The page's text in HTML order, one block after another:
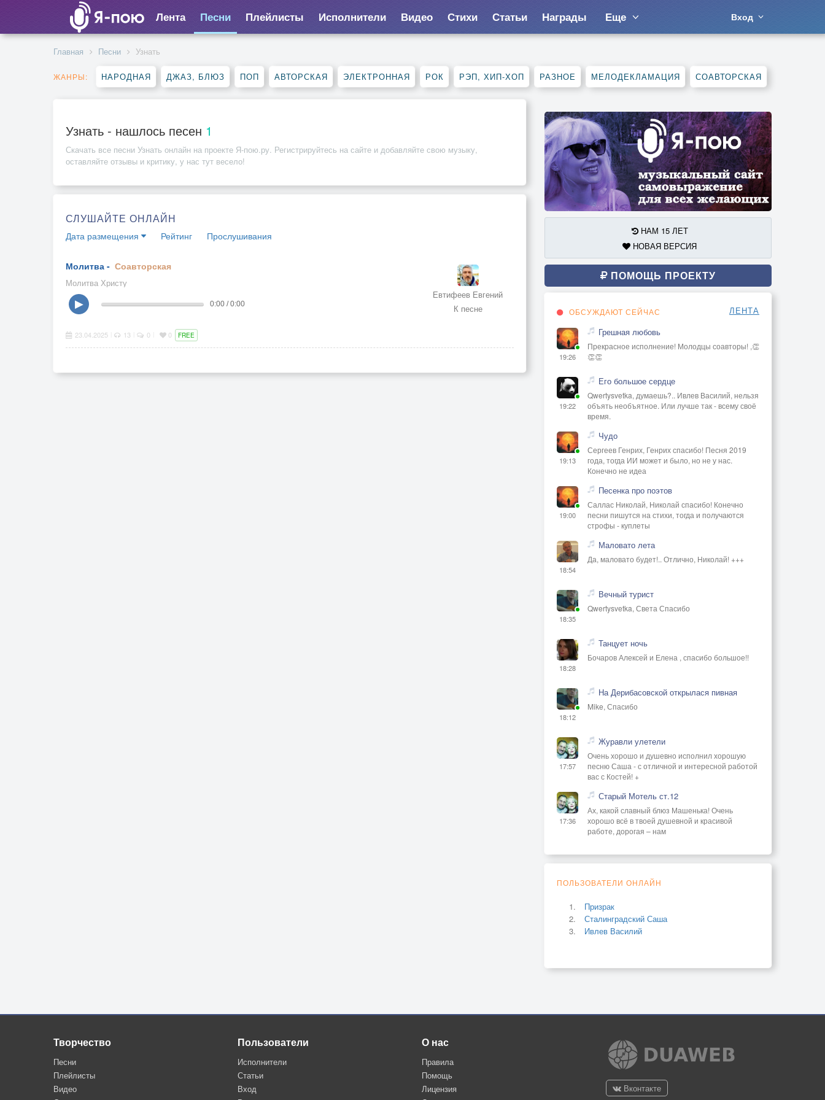
Лента Песни Плейлисты Исполнители Видео Стихи Статьи Награды Еще Вход
Главная Песни Узнать
ЖАНРЫ: НАРОДНАЯ ДЖАЗ, БЛЮЗ ПОП АВТОРСКАЯ ЭЛЕКТРОННАЯ РОК РЭП, ХИП-ХОП РАЗНОЕ МЕЛОДЕКЛАМАЦИЯ СОАВТОРСКАЯ
Узнать - нашлось песен 1
Скачать все песни Узнать онлайн на проекте Я-пою.ру. Регистрируйтесь на сайте и добавляйте свою музыку,
оставляйте отзывы и критику, у нас тут весело!
СЛУШАЙТЕ ОНЛАЙН
Дата размещения Рейтинг Прослушивания
Молитва - Соавторская
Молитва Христу
Евтифеев Евгений
К песне
▶ 0:00 / 0:00
23.04.2025 13 0 0 FREE
НАМ 15 ЛЕТ
НОВАЯ ВЕРСИЯ
ПОМОЩЬ ПРОЕКТУ
ОБСУЖДАЮТ СЕЙЧАС ЛЕНТА
19:26
Грешная любовь
Прекрасное исполнение! Молодцы соавторы! ,👏
👏👏
19:22
Его большое сердце
Qwertysvetka, думаешь?.. Ивлев Василий, нельзя
объять необъятное. Или лучше так - всему своё
время.
19:13
Чудо
Сергеев Генрих, Генрих спасибо! Песня 2019
года, тогда ИИ может и было, но не у нас.
Конечно не идеа
19:00
Песенка про поэтов
Саллас Николай, Николай спасибо! Конечно
песни пишутся на стихи, тогда и получаются
строфы - куплеты
18:54
Маловато лета
Да, маловато будет!.. Отлично, Николай! +++
18:35
Вечный турист
Qwertysvetka, Света Спасибо
18:28
Танцует ночь
Бочаров Алексей и Елена , спасибо большое!!
18:12
На Дерибасовской открылася пивная
Mike, Спасибо
17:57
Журавли улетели
Очень хорошо и душевно исполнил хорошую
песню Саша - с отличной и интересной работой
вас с Костей! +
17:36
Старый Мотель ст.12
Ах, какой славный блюз Машенька! Очень
хорошо всё в твоей душевной и красивой
работе, дорогая – нам
ПОЛЬЗОВАТЕЛИ ОНЛАЙН
Призрак
Сталинградский Саша
Ивлев Василий
Творчество
Песни
Плейлисты
Видео
Пользователи
Исполнители
Статьи
Вход
О нас
Правила
Помощь
Лицензия
Вконтакте